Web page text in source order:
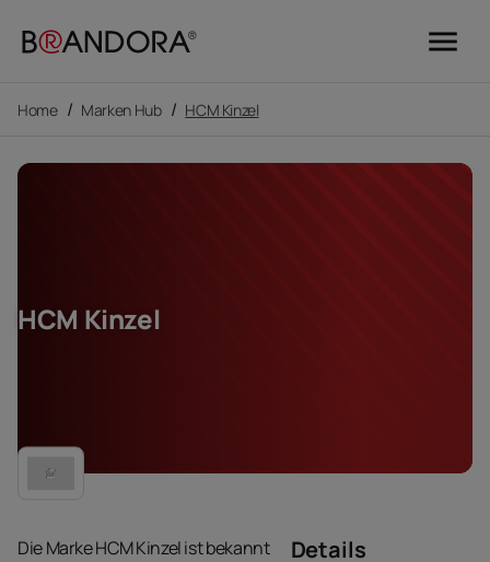
menu
Home / Marken Hub / HCM Kinzel
HCM Kinzel
Die Marke HCM Kinzel ist bekannt
Details